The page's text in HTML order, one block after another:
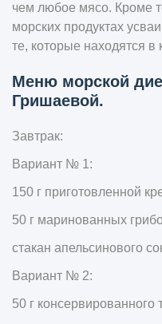
чем любое мясо. Кроме
морских продуктах
те, которые находятся в
Меню морской
Гришаевой.
Завтрак:
Вариант № 1:
150 г приготовленной
50 г маринованных
стакан апельсинового
Вариант № 2:
50 г консервированного